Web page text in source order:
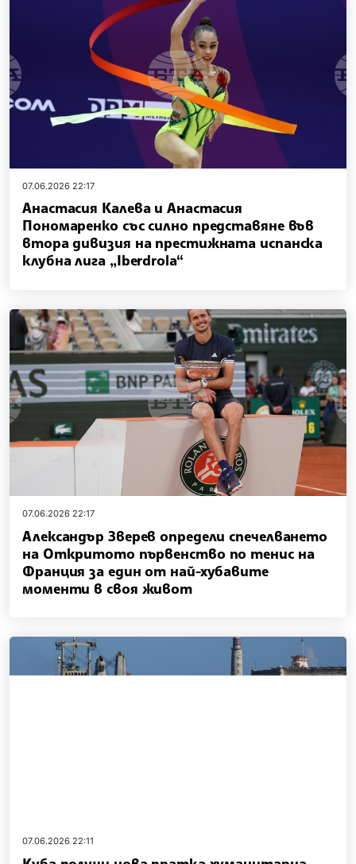
07.06.2026 22:17
Анастасия Калева и Анастасия
Пономаренко със силно представяне във
втора дивизия на престижната испанска
клубна лига „Iberdrola“
07.06.2026 22:17
Александър Зверев определи спечелването
на Откритото първенство по тенис на
Франция за един от най-хубавите
моменти в своя живот
07.06.2026 22:11